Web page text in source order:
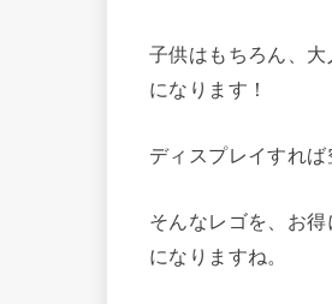
子供はもちろん、
になります！
ディスプレイすれ
そんなレゴを、お
になりますね。